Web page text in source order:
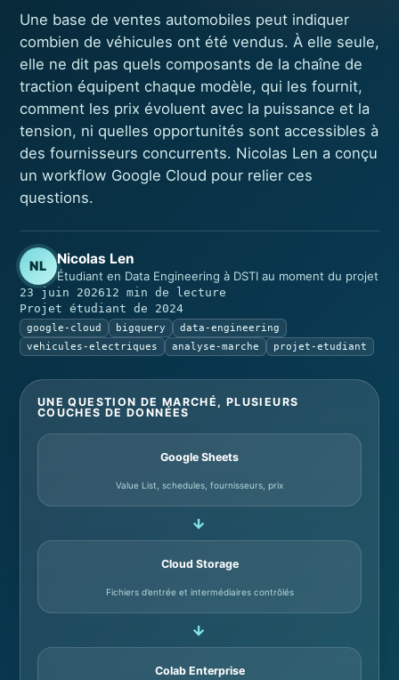
Une base de ventes automobiles peut indiquer
combien de véhicules ont été vendus. À elle seule,
elle ne dit pas quels composants de la chaîne de
traction équipent chaque modèle, qui les fournit,
comment les prix évoluent avec la puissance et la
tension, ni quelles opportunités sont accessibles à
des fournisseurs concurrents. Nicolas Len a conçu
un workflow Google Cloud pour relier ces
questions.
NL Nicolas Len
Étudiant en Data Engineering à DSTI au moment du projet
23 juin 202612 min de lecture
Projet étudiant de 2024
google-cloud bigquery
data-engineering
vehicules-electriques
analyse-marche projet-etudiant
UNE QUESTION DE MARCHÉ, PLUSIEURS
COUCHES DE DONNÉES
Google Sheets
Value List, schedules, fournisseurs, prix
→
Cloud Storage
Fichiers d’entrée et intermédiaires contrôlés
→
Colab Enterprise